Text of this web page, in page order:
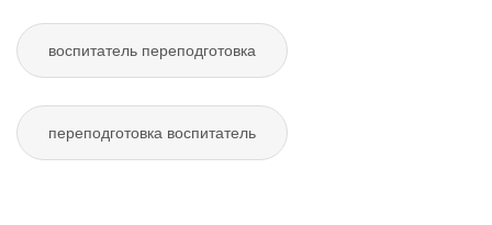
воспитатель переподготовка
переподготовка воспитатель